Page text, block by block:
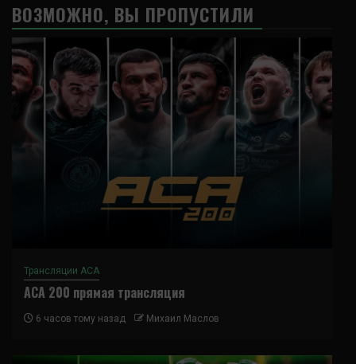
ВОЗМОЖНО, ВЫ ПРОПУСТИЛИ
Трансляции ACA
ACA 200 прямая трансляция
6 часов тому назад Михаил Маслов